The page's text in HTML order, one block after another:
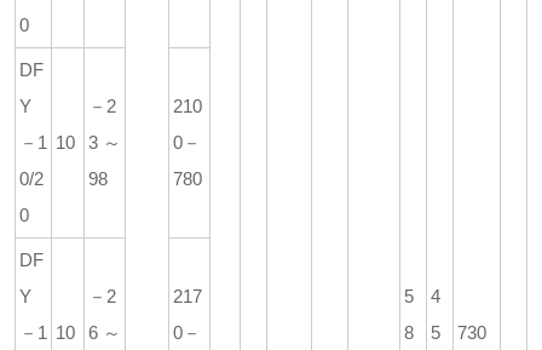
0
5
8
4
5
730
DF
Y
－1
0/2
0
10
－2
3～
98
210
0－
780
DF
Y
－1 10
－2
6～
217
0－